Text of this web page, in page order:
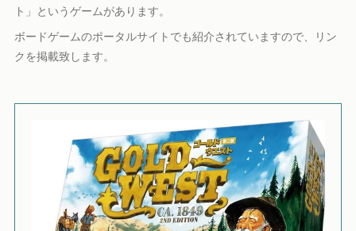
ト」というゲームがあります。
ボードゲームのポータルサイトでも紹介されていますので、リン
クを掲載致します。